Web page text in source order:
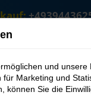
und unsere
Marketing und
können Sie die